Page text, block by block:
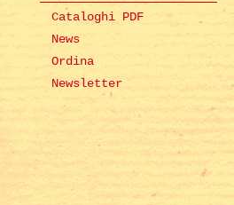
Cataloghi PDF
News
Ordina
Newsletter